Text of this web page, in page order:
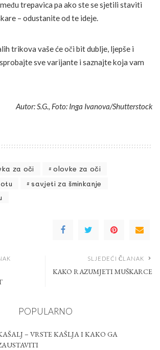
trepavica pa ako ste se sjetili staviti
– odustanite od te ideje.
trikova vaše će oči bit dublje, ljepše i
sve varijante i saznajte koja vam
Autor: S.G., Foto: Inga Ivanova/Shutterstock
za oči
olovke za oči
savjeti za šminkanje
SLJEDEĆI ČLANAK
KAKO RAZUMJETI MUŠKARCE
POPULARNO
– VRSTE KAŠLJA I KAKO GA